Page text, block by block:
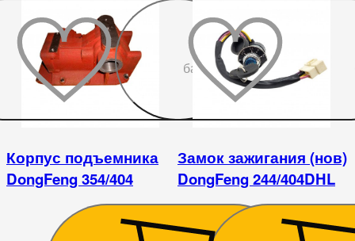
До
бажаного
Корпус подъемника
DongFeng 354/404
Замок зажигания (нов)
DongFeng 244/404DHL